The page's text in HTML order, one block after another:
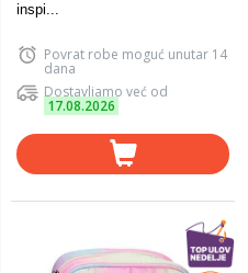
inspi...
Povrat robe moguć unutar 14
dana
Dostavljamo već od
17.08.2026